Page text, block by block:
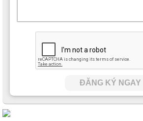
ĐĂNG KÝ NGAY